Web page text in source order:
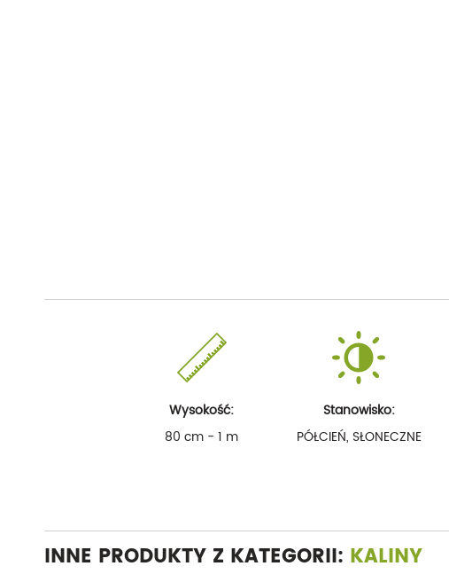
Wysokość:
80 cm - 1 m
Stanowisko:
PÓŁCIEŃ, SŁONECZNE
INNE PRODUKTY Z KATEGORII: KALINY